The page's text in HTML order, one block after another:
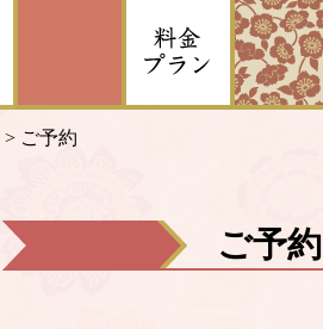
> ご予約
ご予約